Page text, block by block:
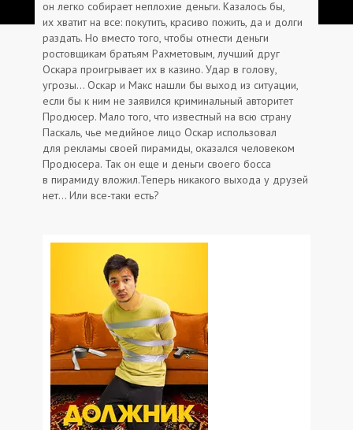
он легко собирает неплохие деньги. Казалось бы,
их хватит на все: покутить, красиво пожить, да и долги
раздать. Но вместо того, чтобы отнести деньги
ростовщикам братьям Рахметовым, лучший друг
Оскара проигрывает их в казино. Удар в голову,
угрозы… Оскар и Макс нашли бы выход из ситуации,
если бы к ним не заявился криминальный авторитет
Продюсер. Мало того, что известный на всю страну
Паскаль, чье медийное лицо Оскар использовал
для рекламы своей пирамиды, оказался человеком
Продюсера. Так он еще и деньги своего босса
в пирамиду вложил.Теперь никакого выхода у друзей
нет… Или все-таки есть?